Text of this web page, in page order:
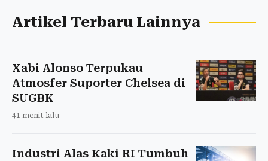
Artikel Terbaru Lainnya
Xabi Alonso Terpukau
Atmosfer Suporter Chelsea di
SUGBK
41 menit lalu
Industri Alas Kaki RI Tumbuh